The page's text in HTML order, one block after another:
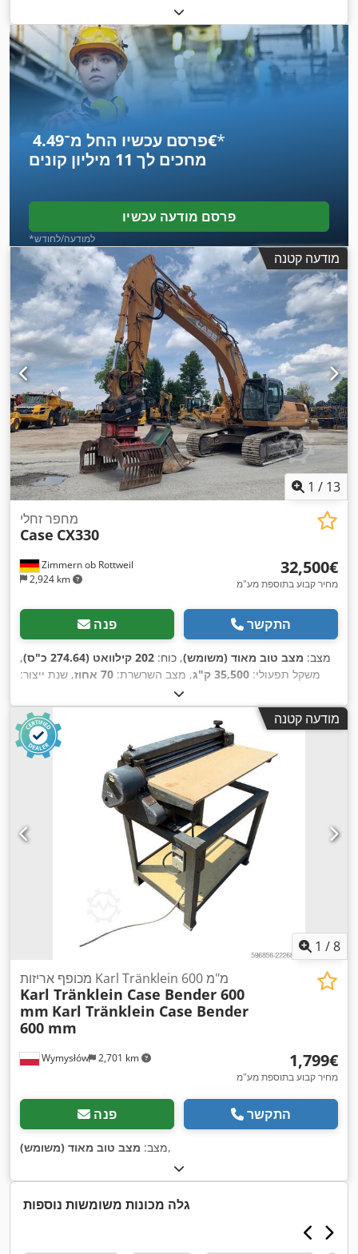
פרסם עכשיו החל מ־‏4.49 ‏€*
מחכים לך 11 מיליון קונים
פרסם מודעה עכשיו
*למודעה/לחודש
מודעה קטנה
1 / 13
Zimmern ob Rottweil
2,924 km
מחפר זחלי
Case CX330
‏32,500 ‏€
מחיר קבוע בתוספת מע"מ
פנה התקשר
מצב: מצב טוב מאוד (משומש), כוח: 202 קילוואט (274.64 כ"ס)
,
משקל תפעולי: 35,500 ק"ג , מצב השרשרת: 70 אחוז
, שנת ייצור:
מיזוג אוויר
מודעה קטנה
1 /8
Wymysłów 2,701 km
מכופף אריזות Karl Tränklein 600 מ"מ
Karl Tränklein Case Bender 600
mm Karl Tränklein Case Bender
600 mm
‏1,799 ‏€
מחיר קבוע בתוספת מע"מ
פנה התקשר
מצב: מצב טוב מאוד (משומש) ,
גלה מכונות משומשות נוספות